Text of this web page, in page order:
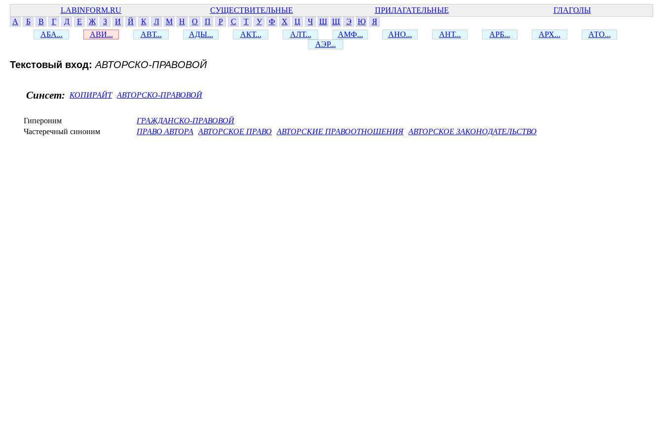
LABINFORM.RU СУЩЕСТВИТЕЛЬНЫЕ ПРИЛАГАТЕЛЬНЫЕ
ГЛАГОЛЫ
А
Б В Г Д Е Ж З И Й К Л М Н О П Р С Т У Ф Х Ц Ч Ш Щ Э Ю
Я
АБА...
АВИ... АВТ... АДЫ... АКТ... АЛТ... АМФ... АНО... АНТ... АРБ... АРХ...
АТО...
АЭР...
Текстовый вход:АВТОРСКО-ПРАВОВОЙ
Синсет: КОПИРАЙТ АВТОРСКО-ПРАВОВОЙ
Гипероним
ГРАЖДАНСКО-ПРАВОВОЙ
Частеречный синоним
ПРАВО АВТОРА АВТОРСКОЕ ПРАВО АВТОРСКИЕ ПРАВООТНОШЕНИЯ АВТОРСКОЕ ЗАКОНОДАТЕЛЬСТВО